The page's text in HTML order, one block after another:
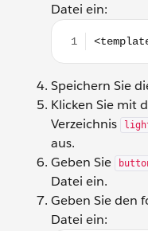
Datei ein:
<template></
Speichern Sie
Klicken Sie mit
Verzeichnis
aus.
Geben Sie
Datei ein.
Geben Sie den
Datei ein: